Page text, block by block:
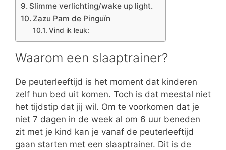
Slimme verlichting/wake up light.
Zazu Pam de Pinguïn
Vind ik leuk:
Waarom een slaaptrainer?
De peuterleeftijd is het moment dat kinderen
zelf hun bed uit komen. Toch is dat meestal niet
het tijdstip dat jij wil. Om te voorkomen dat je
niet 7 dagen in de week al om 6 uur beneden
zit met je kind kan je vanaf de peuterleeftijd
gaan starten met een slaaptrainer. Dit is de